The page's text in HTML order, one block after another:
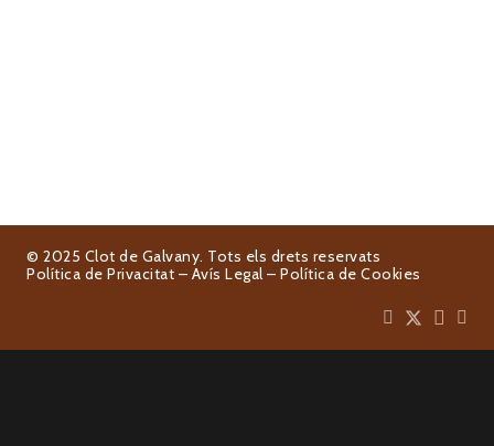
© 2025 Clot de Galvany. Tots els drets reservats
Política de Privacitat – Avís Legal – Política de Cookies